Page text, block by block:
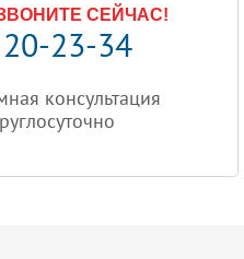
СЕЙЧАС!
23-34
консультация